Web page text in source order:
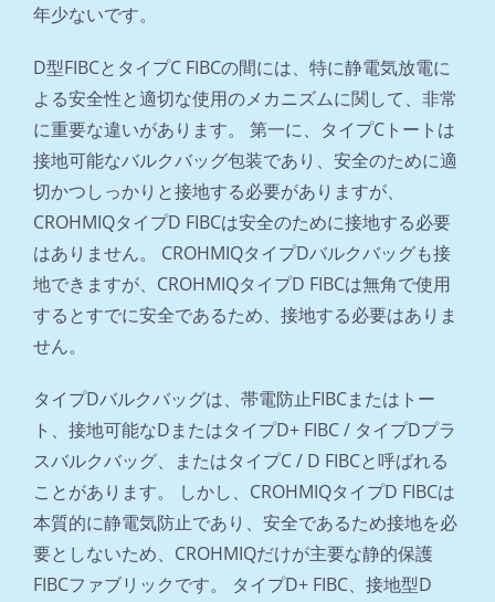
年少ないです。
D型FIBCとタイプC FIBCの間には、特に静電気放電に
よる安全性と適切な使用のメカニズムに関して、非常
に重要な違いがあります。 第一に、タイプCトートは
接地可能なバルクバッグ包装であり、安全のために適
切かつしっかりと接地する必要がありますが、
CROHMIQタイプD FIBCは安全のために接地する必要
はありません。 CROHMIQタイプDバルクバッグも接
地できますが、CROHMIQタイプD FIBCは無角で使用
するとすでに安全であるため、接地する必要はありま
せん。
タイプDバルクバッグは、帯電防止FIBCまたはトー
ト、接地可能なDまたはタイプD+ FIBC / タイプDプラ
スバルクバッグ、またはタイプC / D FIBCと呼ばれる
ことがあります。 しかし、CROHMIQタイプD FIBCは
本質的に静電気防止であり、安全であるため接地を必
要としないため、CROHMIQだけが主要な静的保護
FIBCファブリックです。 タイプD+ FIBC、接地型D